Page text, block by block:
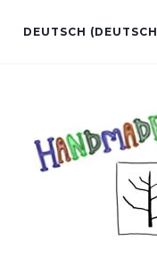
DEUTSCH (DEUTSCH